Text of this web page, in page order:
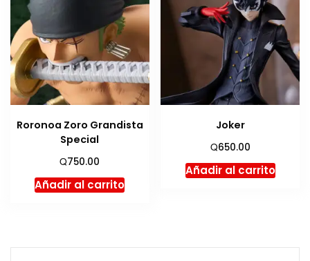
Roronoa Zoro Grandista
Special
Q750.00
Añadir al carrito
Joker
Q650.00
Añadir al carrito